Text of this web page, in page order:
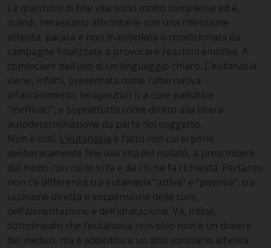
Le questioni di fine vita sono molto complesse ed è,
quindi, necessario affrontarle con una riflessione
attenta, pacata e non manipolata o condizionata da
campagne finalizzate a provocare reazioni emotive. A
cominciare dall’uso di un linguaggio chiaro. L’eutanasia
viene, infatti, presentata come l’alternativa
all’accanimento terapeutico o a cure palliative
“inefficaci”, e soprattutto come diritto alla libera
autodeterminazione da parte del soggetto.
Non è così. L’eutanasia è l’atto con cui si pone
deliberatamente fine alla vita del malato, a prescindere
dal modo con cui lo si fa e da chi ne fa richiesta. Pertanto
non c’è differenza tra eutanasia “attiva” e “passiva”, tra
uccisione diretta e sospensione delle cure,
dell’alimentazione e dell’idratazione. Va, infine,
sottolineato che l’eutanasia non solo non è un dovere
del medico, ma è addirittura un atto contrario all’etica